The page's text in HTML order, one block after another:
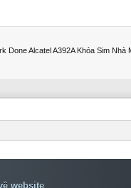
Alcatel A392A Khóa Sim Nhà
website